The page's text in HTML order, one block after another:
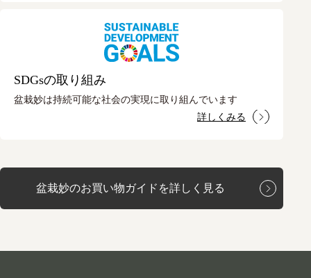
SDGsの取り組み
盆栽妙は持続可能な社会の実現に取り組んでいます
詳しくみる
盆栽妙のお買い物ガイドを詳しく見る